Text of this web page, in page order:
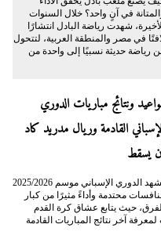
في آنٍ واحد؟ خلال السنوات
الأخيرة، شهدت رياضة البادل انتشارًا
في مصر والمنطقة العربية، لتتحول
رياضة حديثة نسبيًا إلى واحدة من
ونتائج مباريات الدوري
القادمة وريال مدريد كاد
يسقط
يشهد الدوري الإسباني موسم 2025/2026
محتدمة وأداءً مثيرًا من كبار
الفرق، حيث يتابع عشاق كرة القدم
آخر نتائج المباريات القادمة